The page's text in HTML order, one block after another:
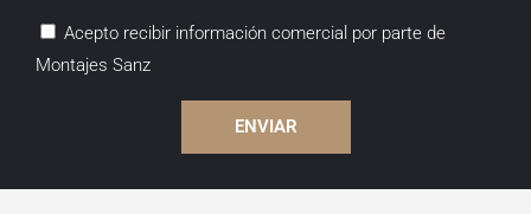
Acepto recibir información comercial por parte de
Montajes Sanz
ENVIAR